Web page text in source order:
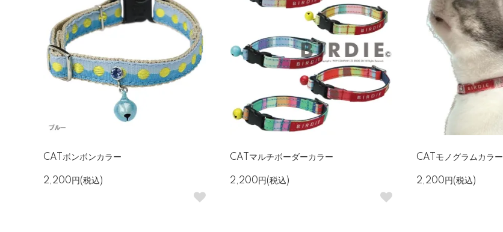
CATボンボンカラー
2,200円(税込)
CATマルチボーダーカラー
2,200円(税込)
CATモノグラムカラー
2,200円(税込)